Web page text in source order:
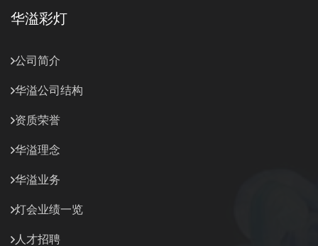
华溢彩灯
公司简介
华溢公司结构
资质荣誉
华溢理念
华溢业务
灯会业绩一览
人才招聘